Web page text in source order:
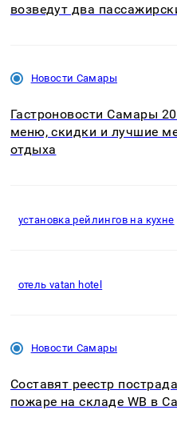
возведут два
Новости Самары
Гастроновости Самары
меню, скидки и лучшие
отдыха
установка рейлингов на кухне
отель vatan hotel
Новости Самары
Составят реестр
пожаре на складе WB в